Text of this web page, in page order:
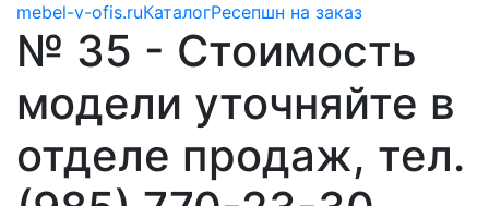
mebel-v-ofis.ruКаталогРесепшн на заказ
№ 35 - Стоимость
модели уточняйте в
отделе продаж, тел.